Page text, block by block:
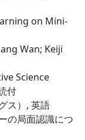
on Mini-
Wan; Keiji
Science
付
ス）, 英語
の局面認識につ